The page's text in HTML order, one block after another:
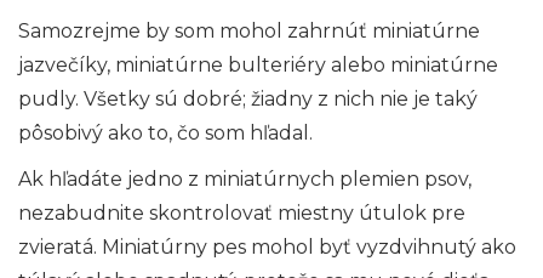
Samozrejme by som mohol zahrnúť miniatúrne
jazvečíky, miniatúrne bulteriéry alebo miniatúrne
pudly. Všetky sú dobré; žiadny z nich nie je taký
pôsobivý ako to, čo som hľadal.
Ak hľadáte jedno z miniatúrnych plemien psov,
nezabudnite skontrolovať miestny útulok pre
zvieratá. Miniatúrny pes mohol byť vyzdvihnutý ako